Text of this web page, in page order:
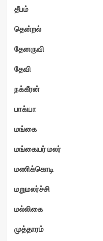
தீபம்
தென்றல்
தேனருவி
தேவி
நக்கீரன்
பாக்யா
மங்கை
மங்கையர் மலர்
மணிக்கொடி
மறுமலர்ச்சி
மல்லிகை
முத்தாரம்